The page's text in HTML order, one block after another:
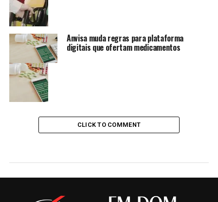
Anvisa muda regras para plataforma
digitais que ofertam medicamentos
CLICK TO COMMENT